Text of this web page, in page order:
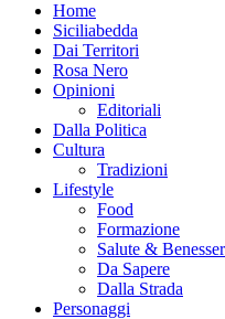
Home
Siciliabedda
Dai Territori
Rosa Nero
Opinioni
Editoriali
Dalla Politica
Cultura
Tradizioni
Lifestyle
Food
Formazione
Salute &
Da Sapere
Dalla Strada
Personaggi